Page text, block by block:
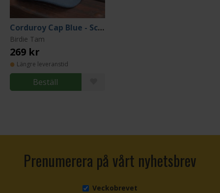
Corduroy Cap Blue - Screaming Seagull
Birdie Tam
269 kr
Längre leveranstid
Beställ
Prenumerera på vårt nyhetsbrev
Veckobrevet